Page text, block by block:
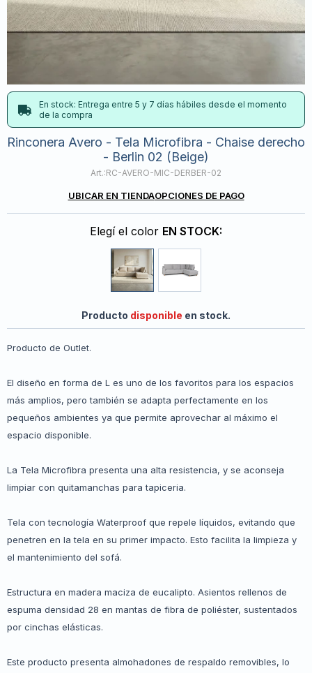
En stock: Entrega entre 5 y 7 días hábiles desde el momento
de la compra
Rinconera Avero - Tela Microfibra - Chaise derecho
- Berlin 02 (Beige)
RC-AVERO-MIC-DERBER-02
UBICAR EN TIENDAOPCIONES DE PAGO
Elegí el color EN STOCK:
Producto disponible en stock.
Producto de Outlet.
El diseño en forma de L es uno de los favoritos para los espacios
más amplios, pero también se adapta perfectamente en los
pequeños ambientes ya que permite aprovechar al máximo el
espacio disponible.
La Tela Microfibra presenta una alta resistencia, y se aconseja
limpiar con quitamanchas para tapiceria.
Tela con tecnología Waterproof que repele líquidos, evitando que
penetren en la tela en su primer impacto. Esto facilita la limpieza y
el mantenimiento del sofá.
Estructura en madera maciza de eucalipto. Asientos rellenos de
espuma densidad 28 en mantas de fibra de poliéster, sustentados
por cinchas elásticas.
Este producto presenta almohadones de respaldo removibles, lo